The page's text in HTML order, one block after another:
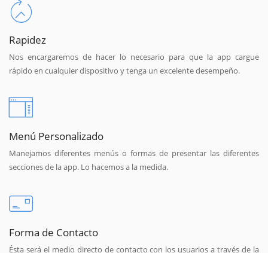
Rapidez
Nos encargaremos de hacer lo necesario para que la app cargue
rápido en cualquier dispositivo y tenga un excelente desempeño.
Menú Personalizado
Manejamos diferentes menús o formas de presentar las diferentes
secciones de la app. Lo hacemos a la medida.
Forma de Contacto
Ésta será el medio directo de contacto con los usuarios a través de la